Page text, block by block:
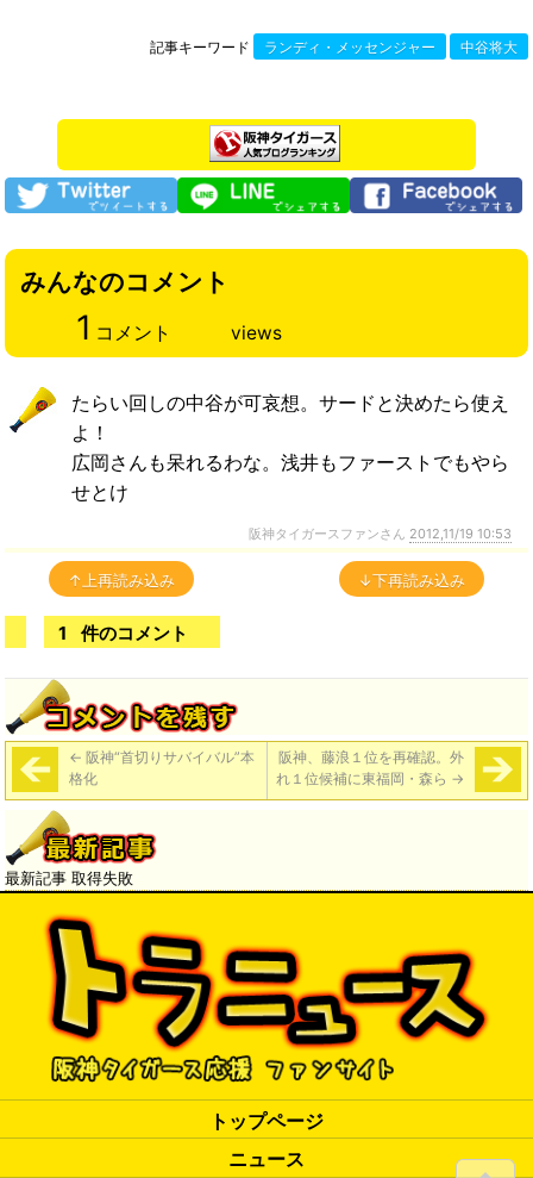
記事キーワード ランディ・メッセンジャー 中谷将大
みんなのコメント
1 コメント views
たらい回しの中谷が可哀想。サードと決めたら使え
よ！
広岡さんも呆れるわな。浅井もファーストでもやら
せとけ
阪神タイガースファンさん 2012,11/19 10:53
↑上再読み込み ↓下再読み込み
1 件のコメント
← 阪神“首切りサバイバル”本
格化
阪神、藤浪１位を再確認。外
れ１位候補に東福岡・森ら →
最新記事 取得失敗
トップページ
ニュース